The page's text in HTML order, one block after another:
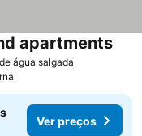
água salgada
apartments
Ver preços